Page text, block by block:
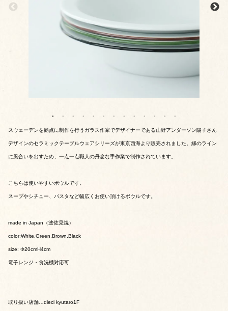
スウェーデンを拠点に制作を行うガラス作家でデザイナーである山野アンダーソン陽子さん
デザインのセラミックテーブルウェアシリーズが東京西海より販売されました。縁のライン
に風合いを出すため、一点一点職人の丹念な手作業で制作されています。
こちらは使いやすいボウルです。
スープやシチュー、パスタなど幅広くお使い頂けるボウルです。
made in Japan（波佐見焼）
color:White,Green,Brown,Black
size: Φ20cmH4cm
電子レンジ・食洗機対応可
取り扱い店舗…dieci kyutaro1F